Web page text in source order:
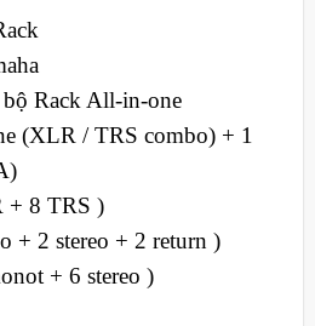
Rack All-in-one
(XLR / TRS combo) + 1
+ 8 TRS )
+ 2 stereo + 2 return )
+ 6 stereo )